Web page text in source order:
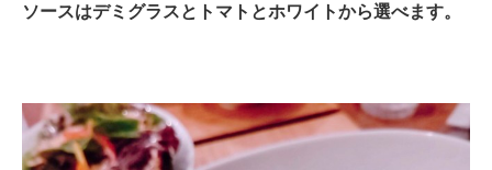
ソースはデミグラスとトマトとホワイトから選べます。